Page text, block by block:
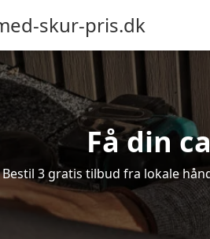
skur-pris.dk
Få din
Bestil 3 gratis tilbud fra lokale